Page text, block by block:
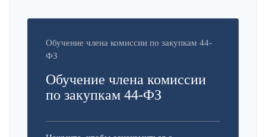
Обучение члена комиссии по закупкам 44-
ФЗ
Обучение члена комиссии
по закупкам 44-ФЗ